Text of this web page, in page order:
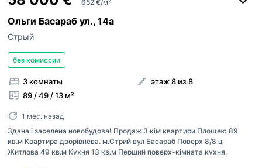
652 €/м²
Ольги Басараб ул., 14а
Стрый
без комиссии
3 комнаты
89 / 49 / 13 м²
этаж 8 из 8
1 мес. назад
Здана і заселена новобудова! Продаж 3 кім квартири Площею 89
кв.м Квартира дворівнева. м.Стрий вул Басараб Поверх 8/8 ц
Житлова 49 кв.м Кухня 13 кв.м Перший поверх-кімната,кухня,